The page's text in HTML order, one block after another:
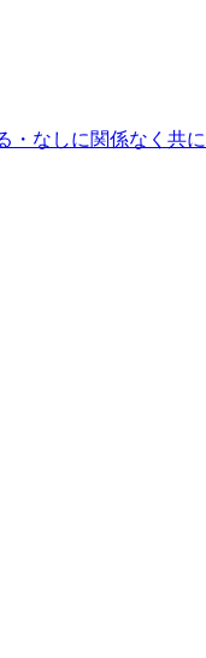
しに関係なく共